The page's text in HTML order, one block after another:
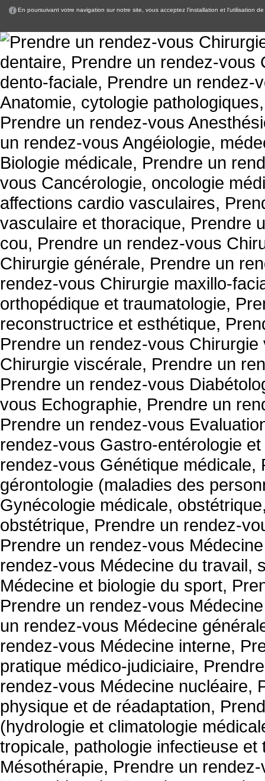
En poursuivant votre navigation sur notre site, vous acceptez l'installation et l'utilisation